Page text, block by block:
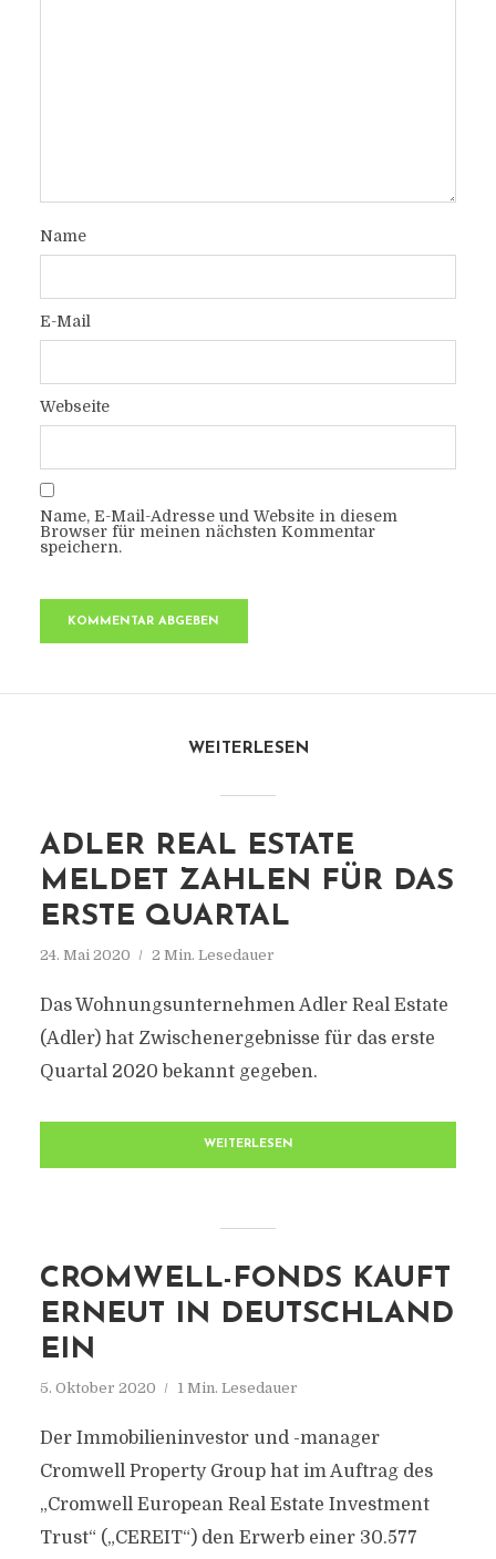
Name
E-Mail
Webseite
Name, E-Mail-Adresse und Website in diesem
Browser für meinen nächsten Kommentar
speichern.
WEITERLESEN
ADLER REAL ESTATE
MELDET ZAHLEN FÜR DAS
ERSTE QUARTAL
24. Mai 2020 2 Min. Lesedauer
Das Wohnungsunternehmen Adler Real Estate
(Adler) hat Zwischenergebnisse für das erste
Quartal 2020 bekannt gegeben.
WEITERLESEN
CROMWELL-FONDS KAUFT
ERNEUT IN DEUTSCHLAND
EIN
5. Oktober 2020 1 Min. Lesedauer
Der Immobilieninvestor und -manager
Cromwell Property Group hat im Auftrag des
„Cromwell European Real Estate Investment
Trust“ („CEREIT“) den Erwerb einer 30.577